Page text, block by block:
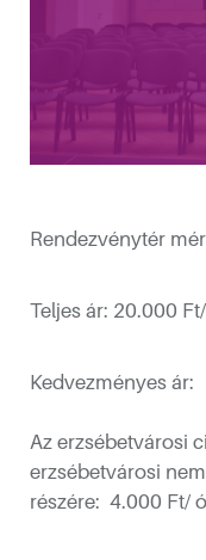
Rendezvénytér
Teljes ár: 20.000
Kedvezményes ár:
Az erzsébetvárosi
erzsébetvárosi
részére: 4.000 Ft/